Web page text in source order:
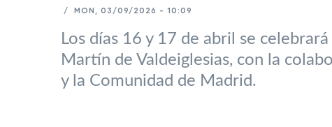
/ MON, 03/09/2026 - 10:09
Los días 16 y 17 de abril se celebrará
Martín de Valdeiglesias, con la
y la Comunidad de Madrid.